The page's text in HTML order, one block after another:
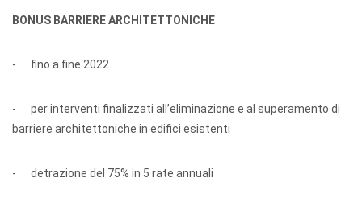
BONUS BARRIERE ARCHITETTONICHE
- fino a fine 2022
- per interventi finalizzati all’eliminazione e al superamento di
barriere architettoniche in edifici esistenti
- detrazione del 75% in 5 rate annuali